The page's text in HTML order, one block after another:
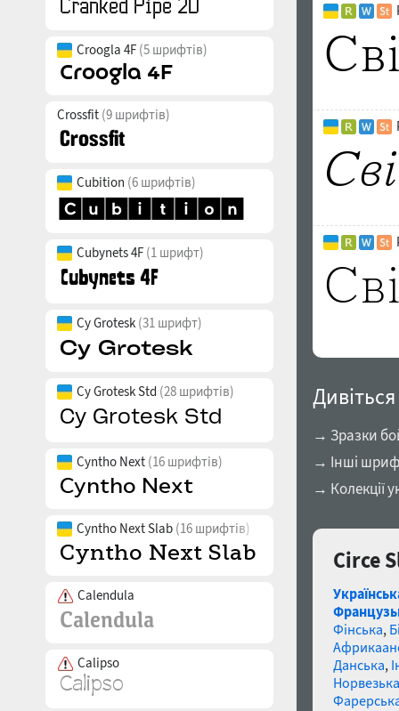
Croogla 4F (5 шрифтів)
Crossfit (9 шрифтів)
Cubition (6 шрифтів)
Cubynets 4F (1 шрифт)
Cy Grotesk (31 шрифт)
Cy Grotesk Std (28 шрифтів)
Cyntho Next (16 шрифтів)
Cyntho Next Slab (16 шрифтів)
Calendula
Calipso
→ Зразки
→ Інші
→ Колекції
Circe
Фінська,
Данська,
Норвезька